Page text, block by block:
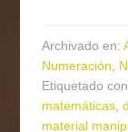
Archivado en:
Numeración,
Etiquetado
matemáticas,
material